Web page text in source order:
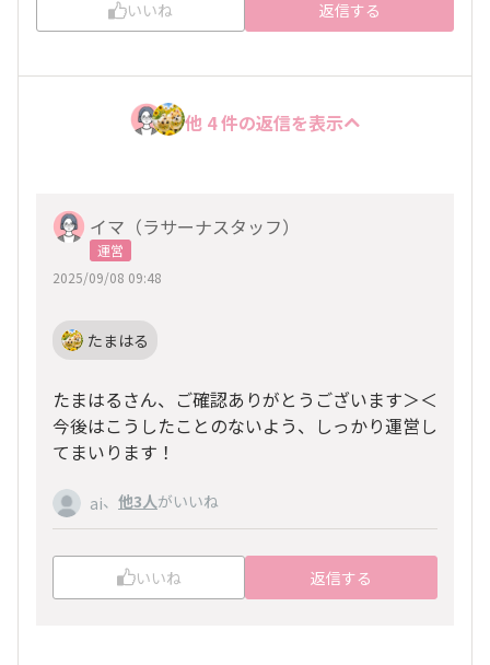
いいね 返信する
他 4 件の返信を表示
イマ（ラサーナスタッフ）
運営
2025/09/08 09:48
たまはる
たまはるさん、ご確認ありがとうございます＞＜
今後はこうしたことのないよう、しっかり運営し
てまいります！
ai、 他3人がいいね
いいね 返信する